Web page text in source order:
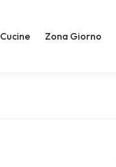
Cucine Zona Giorno